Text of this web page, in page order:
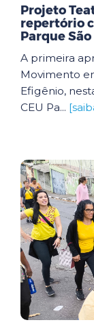
Projeto
repertório
Parque
A primeira
Movimento
Efigênio,
CEU Pa...